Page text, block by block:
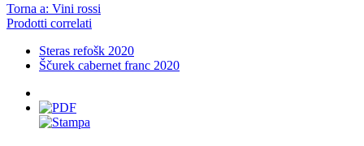
Torna a: Vini rossi
Prodotti correlati
Steras refošk 2020
Ščurek cabernet franc 2020